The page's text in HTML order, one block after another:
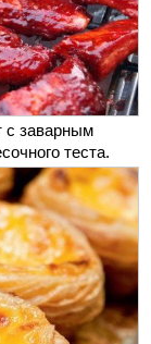
с заварным
теста.